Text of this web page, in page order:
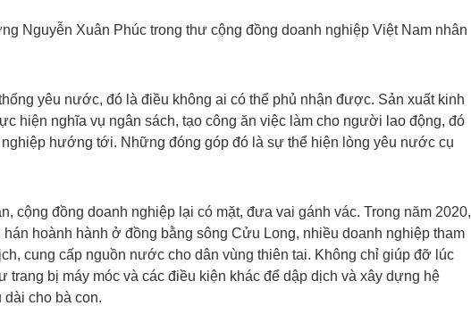
Nguyễn Xuân Phúc trong thư cộng đồng doanh nghiệp Việt Nam nhân
yêu nước, đó là điều không ai có thể phủ nhận được. Sản xuất kinh
hiện nghĩa vụ ngân sách, tạo công ăn việc làm cho người lao động, đó
nghiệp hướng tới. Những đóng góp đó là sự thể hiện lòng yêu nước cụ
cộng đồng doanh nghiệp lại có mặt, đưa vai gánh vác. Trong năm 2020,
hoành hành ở đồng bằng sông Cửu Long, nhiều doanh nghiệp tham
cung cấp nguồn nước cho dân vùng thiên tai. Không chỉ giúp đỡ lúc
trang bị máy móc và các điều kiện khác để dập dịch và xây dựng hệ
cho bà con.